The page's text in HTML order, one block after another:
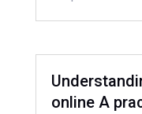
online A